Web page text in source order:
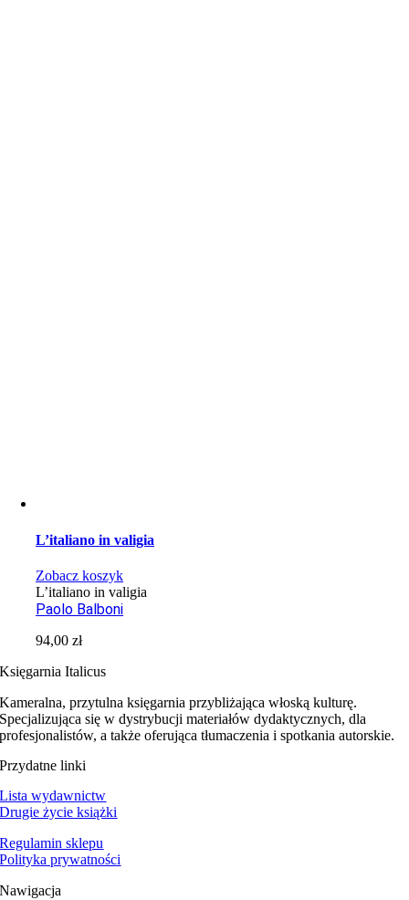
L’italiano in valigia
Zobacz koszyk
L’italiano in valigia
Paolo Balboni
94,00zł
Księgarnia Italicus
Kameralna, przytulna księgarnia przybliżająca włoską kulturę.
Specjalizująca się w dystrybucji materiałów dydaktycznych, dla
profesjonalistów, a także oferująca tłumaczenia i spotkania autorskie.
Przydatne linki
Lista wydawnictw
Drugie życie książki
Regulamin sklepu
Polityka prywatności
Nawigacja